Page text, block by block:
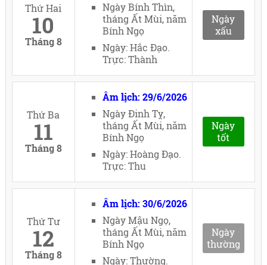
Thứ Hai
10
Tháng 8
Ngày Bính Thìn,
tháng Ất Mùi, năm
Bính Ngọ
Ngày: Hắc Đạo.
Trực: Thành
Ngày
xấu
Thứ Ba
11
Tháng 8
Âm lịch: 29/6/2026
Ngày Đinh Tỵ,
tháng Ất Mùi, năm
Bính Ngọ
Ngày: Hoàng Đạo.
Trực: Thu
Ngày
tốt
Thứ Tư
12
Tháng 8
Âm lịch: 30/6/2026
Ngày Mậu Ngọ,
tháng Ất Mùi, năm
Bính Ngọ
Ngày: Thường.
Ngày
thường